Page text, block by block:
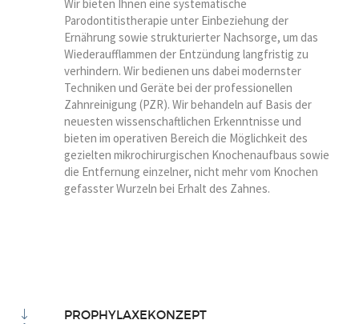
Wir bieten Ihnen eine systematische
Parodontitistherapie unter Einbeziehung der
Ernährung sowie strukturierter Nachsorge, um das
Wiederaufflammen der Entzündung langfristig zu
verhindern. Wir bedienen uns dabei modernster
Techniken und Geräte bei der professionellen
Zahnreinigung (PZR). Wir behandeln auf Basis der
neuesten wissenschaftlichen Erkenntnisse und
bieten im operativen Bereich die Möglichkeit des
gezielten mikrochirurgischen Knochenaufbaus sowie
die Entfernung einzelner, nicht mehr vom Knochen
gefasster Wurzeln bei Erhalt des Zahnes.
PROPHYLAXEKONZEPT